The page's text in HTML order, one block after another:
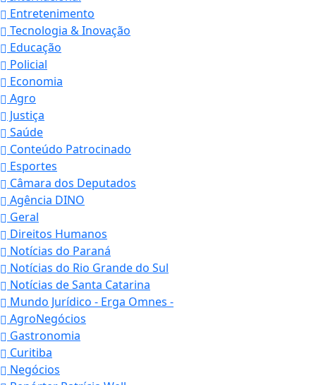
Entretenimento
Tecnologia & Inovação
Educação
Policial
Economia
Agro
Justiça
Saúde
Conteúdo Patrocinado
Esportes
Câmara dos Deputados
Agência DINO
Geral
Direitos Humanos
Notícias do Paraná
Notícias do Rio Grande do Sul
Notícias de Santa Catarina
Mundo Jurídico - Erga Omnes -
AgroNegócios
Gastronomia
Curitiba
Negócios